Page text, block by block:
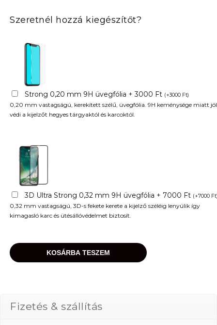
was:
5990 Ft.
is:
4490 Ft.
Szeretnél hozzá kiegészítőt?
Strong 0,20 mm 9H üvegfólia + 3000 Ft (+3000 Ft)
0,20 mm vastagságú, kerekített szélű, üvegfólia. 9H keménysége miatt jól
védi a kijelzőt hegyes tárgyaktól és karcoktól.
3D Ultra Strong 0,32 mm 9H üvegfólia + 7000 Ft (+7000 Ft
0,32 mm vastagságú, 3D-s fekete kerete a kijelző széléig lenyúlik így
kimagasló karc és ütésállóvédelmet biztosít.
KOSÁRBA TESZEM
Fizetés & szállítás